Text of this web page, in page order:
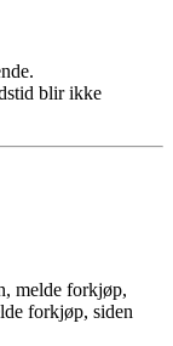
blir ikke
melde forkjøp,
forkjøp, siden